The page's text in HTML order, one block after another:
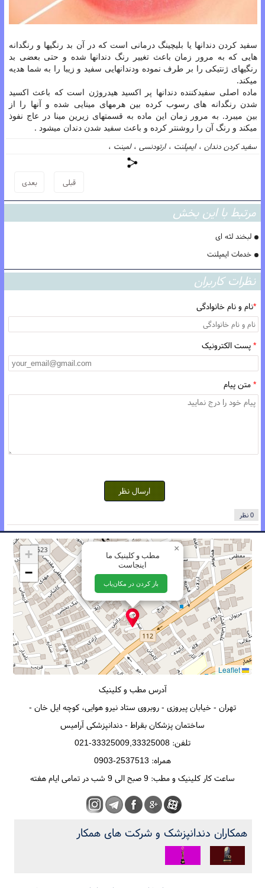
سفید کردن دندانها یا بلیچینگ درمانی است که در آن بد رنگیها و رنگدانه
هایی که به مرور زمان باعث تغییر رنگ دندانها شده و حتی بعضی بد
رنگیهای ژنتیکی را بر طرف نموده ودندانهایی سفید و زیبا را به شما هدیه
میکند.
ماده اصلی سفیدکننده دندانها پر اکسید هیدروژن است که باعث اکسید
شدن رنگدانه های رسوب کرده بین هرمهای مینایی شده و آنها را از
بین میبرد. به مرور زمان این ماده به قسمتهای زیرین مینا در عاج نفوذ
میکند و رنگ آن را روشنتر کرده و باعث سفید شدن دندان میشود .
سفید کردن دندان ،ایمپلنت ،ارتودنسی ،لمینت ،
بعدی قبلی
مرتبط با این بخش
لبخند لثه ای
خدمات ایمپلنت
نظرات کاربران
*نام و نام خانوادگی
* پست الکترونیک
* متن پیام
ارسال نظر
0 نظر
مطب و کلینیک ما
اینجاست
باز کردن در مکان‌یاب
×
+
−
Leaflet
آدرس مطب و کلینیک
تهران - خیابان پیروزی - روبروی ستاد نیرو هوایی، کوچه ایل خان -
ساختمان پزشکان بقراط - دندانپزشکی آرامیس
تلفن: 33325009,33325008-021
همراه: 2537513-0903
ساعت کار کلینیک و مطب: 9 صبح الی 9 شب در تمامی ایام هفته
همکاران دندانپزشک و شرکت های همکار